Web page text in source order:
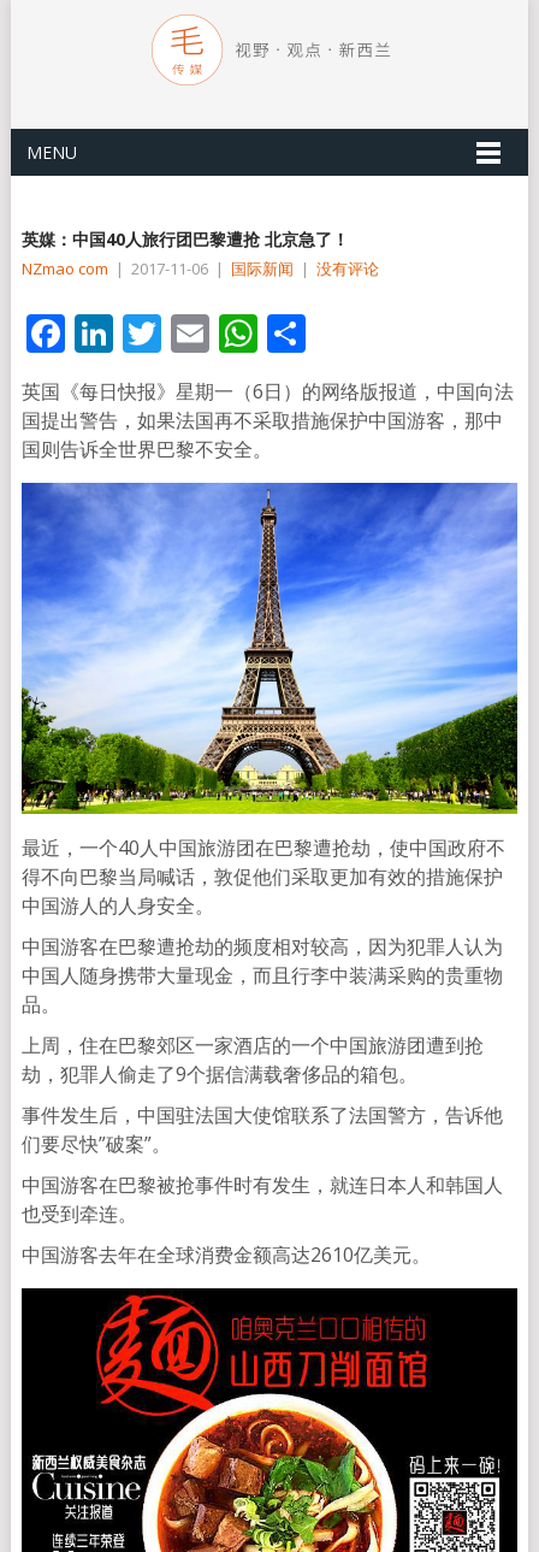
MENU
英媒：中国40人旅行团巴黎遭抢 北京急了！
NZmao com | 2017-11-06 | 国际新闻 | 没有评论
Facebook
LinkedIn
Twitter
EmailWhatsApp
分
享
英国《每日快报》星期一（6日）的网络版报道，中国向法
国提出警告，如果法国再不采取措施保护中国游客，那中
国则告诉全世界巴黎不安全。
最近，一个40人中国旅游团在巴黎遭抢劫，使中国政府不
得不向巴黎当局喊话，敦促他们采取更加有效的措施保护
中国游人的人身安全。
中国游客在巴黎遭抢劫的频度相对较高，因为犯罪人认为
中国人随身携带大量现金，而且行李中装满采购的贵重物
品。
上周，住在巴黎郊区一家酒店的一个中国旅游团遭到抢
劫，犯罪人偷走了9个据信满载奢侈品的箱包。
事件发生后，中国驻法国大使馆联系了法国警方，告诉他
们要尽快”破案”。
中国游客在巴黎被抢事件时有发生，就连日本人和韩国人
也受到牵连。
中国游客去年在全球消费金额高达2610亿美元。